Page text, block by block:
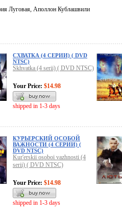
Луговая, Аполлон Кублашвили
СХВАТКА (4 СЕРИИ) ( DVD
NTSC)
Skhvatka (4 serii) ( DVD NTSC)
Your Price: $14.98
shipped in 1-3 days
КУРЬЕРСКИЙ ОСОБОЙ
ВАЖНОСТИ (4 СЕРИИ) (
DVD NTSC)
Kur'erskii osoboi vazhnosti (4
serii) ( DVD NTSC)
Your Price: $14.98
shipped in 1-3 days